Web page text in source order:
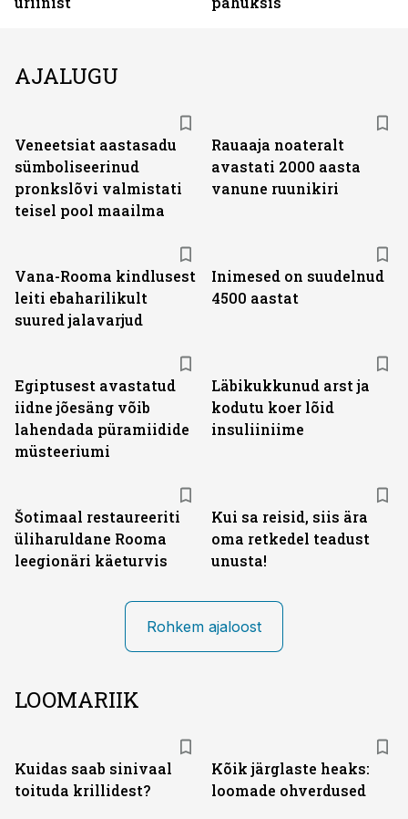
AJALUGU
Veneetsiat aastasadu
sümboliseerinud
pronkslõvi valmistati
teisel pool maailma
Rauaaja noateralt
avastati 2000 aasta
vanune ruunikiri
Vana-Rooma kindlusest
leiti ebaharilikult
suured jalavarjud
Inimesed on suudelnud
4500 aastat
Egiptusest avastatud
iidne jõesäng võib
lahendada püramiidide
müsteeriumi
Läbikukkunud arst ja
kodutu koer lõid
insuliiniime
Šotimaal restaureeriti
üliharuldane Rooma
leegionäri käeturvis
Kui sa reisid, siis ära
oma retkedel teadust
unusta!
Rohkem ajaloost
LOOMARIIK
Kuidas saab sinivaal
toituda krillidest?
Kõik järglaste heaks:
loomade ohverdused